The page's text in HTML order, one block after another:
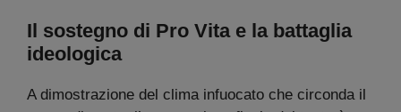
Il sostegno di Pro Vita e la battaglia
ideologica
A dimostrazione del clima infuocato che circonda il